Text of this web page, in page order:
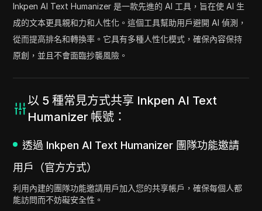
Inkpen AI Text Humanizer 是一款先進的 AI 工具，旨在使 AI 生
成的文本更具親和力和人性化。這個工具幫助用戶避開 AI 偵測，
從而提高排名和轉換率。它具有多種人性化模式，確保內容保持
原創，並且不會面臨抄襲風險。
以 5 種常見方式共享 Inkpen AI Text
Humanizer 帳號：
透過 Inkpen AI Text Humanizer 團隊功能邀請
用戶（官方方式）
利用內建的團隊功能邀請用戶加入您的共享帳戶，確保每個人都
能訪問而不妨礙安全性。